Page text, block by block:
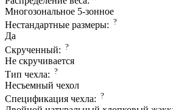
Многозональное 5-зонное
Нестандартные размеры: ?
Да
Скрученный: ?
Не скручивается
Тип чехла: ?
Несъемный чехол
Спецификация чехла: ?